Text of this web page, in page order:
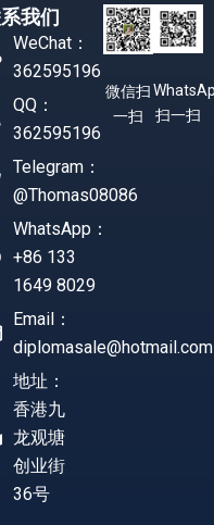
我们
WeChat：
362595196
QQ：
362595196
Telegram：
@Thomas08086
WhatsApp：
+86 133
1649 8029
Email：
diplomasale@hotmail.com
地址：
香港九
龙观塘
创业街
36号
微信扫
一扫
扫一扫